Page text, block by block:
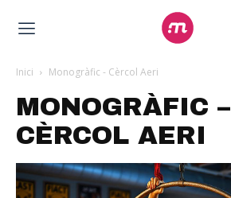
Inici Monogràfic - Cèrcol Aeri
MONOGRÀFIC –
CÈRCOL AERI